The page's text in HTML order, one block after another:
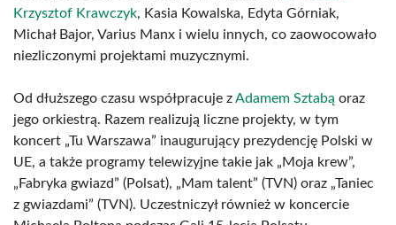
Krzysztof Krawczyk, Kasia Kowalska, Edyta Górniak,
Michał Bajor, Varius Manx i wielu innych, co zaowocowało
niezliczonymi projektami muzycznymi.
Od dłuższego czasu współpracuje zAdamem Sztabą oraz
jego orkiestrą. Razem realizują liczne projekty, w tym
koncert „Tu Warszawa” inaugurujący prezydencję Polski w
UE, a także programy telewizyjne takie jak „Moja krew”,
„Fabryka gwiazd” (Polsat), „Mam talent” (TVN) oraz „Taniec
z gwiazdami” (TVN). Uczestniczył również w koncercie